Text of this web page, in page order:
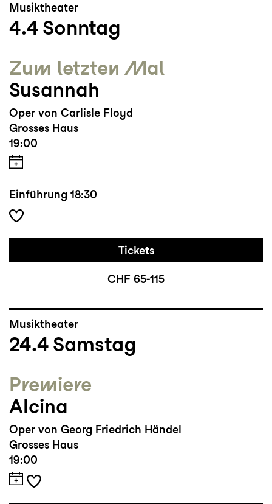
Musiktheater
4.4 Sonntag
Zum letzten Mal
Susannah
Oper von Carlisle Floyd
Grosses Haus
19:00
Einführung 18:30
Tickets
CHF 65-115
Musiktheater
24.4 Samstag
Premiere
Alcina
Oper von Georg Friedrich Händel
Grosses Haus
19:00